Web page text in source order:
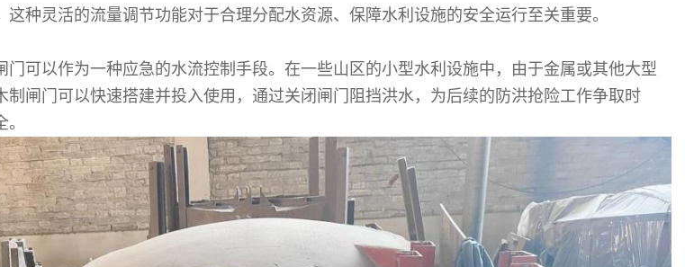
种灵活的流量调节功能对于合理分配水资源、保障水利设施的安全运行至关重要。
门可以作为一种应急的水流控制手段。在一些山区的小型水利设施中，由于金属或其他大型
制闸门可以快速搭建并投入使用，通过关闭闸门阻挡洪水，为后续的防洪抢险工作争取时